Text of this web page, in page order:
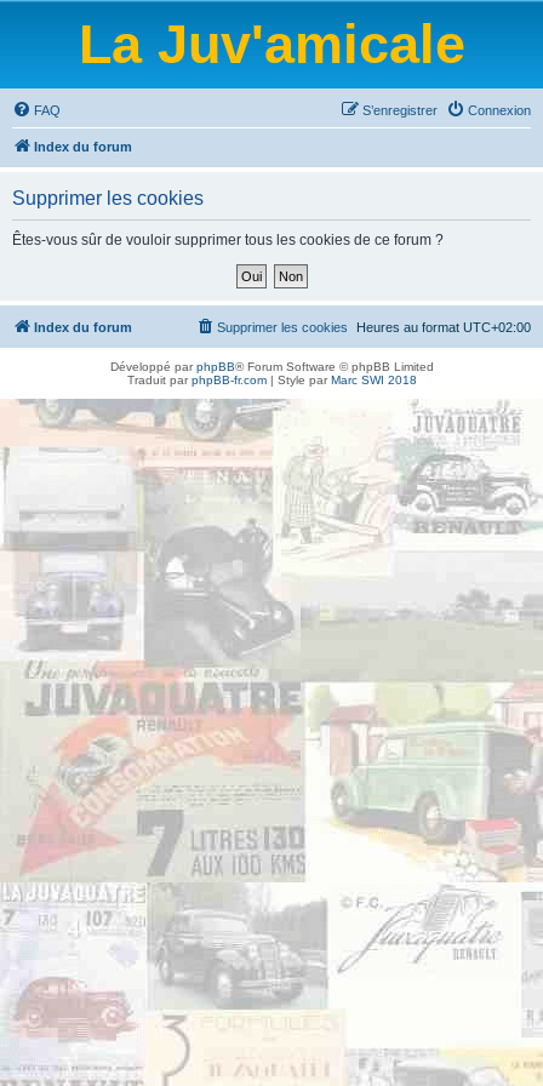
La Juv'amicale
FAQ Connexion
S’enregistrer
Index du forum
Supprimer les cookies
Êtes-vous sûr de vouloir supprimer tous les cookies de ce forum ?
Index du forum Heures au format UTC+02:00
Supprimer les cookies
Développé parphpBB® Forum Software © phpBB Limited
Traduit parphpBB-fr.com| Style parMarc SWI 2018